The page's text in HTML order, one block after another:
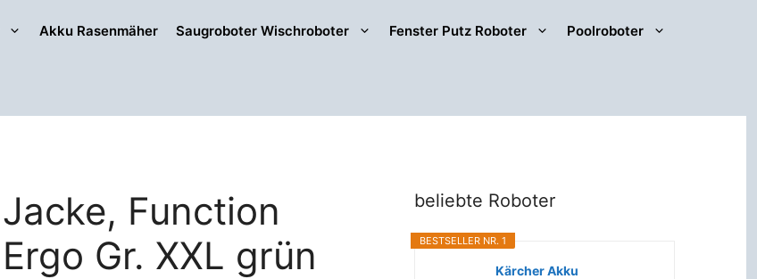
Akku Rasenmäher Saugroboter Wischroboter Fenster Putz Roboter
Poolroboter
Jacke, Function
Ergo Gr. XXL grün
beliebte Roboter
BESTSELLER NR. 1
Kärcher Akku